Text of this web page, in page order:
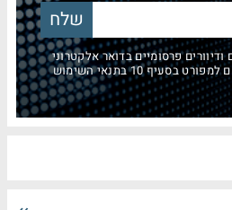
פרסומיים בדואר אלקטרוני
10 בתנאי השימוש